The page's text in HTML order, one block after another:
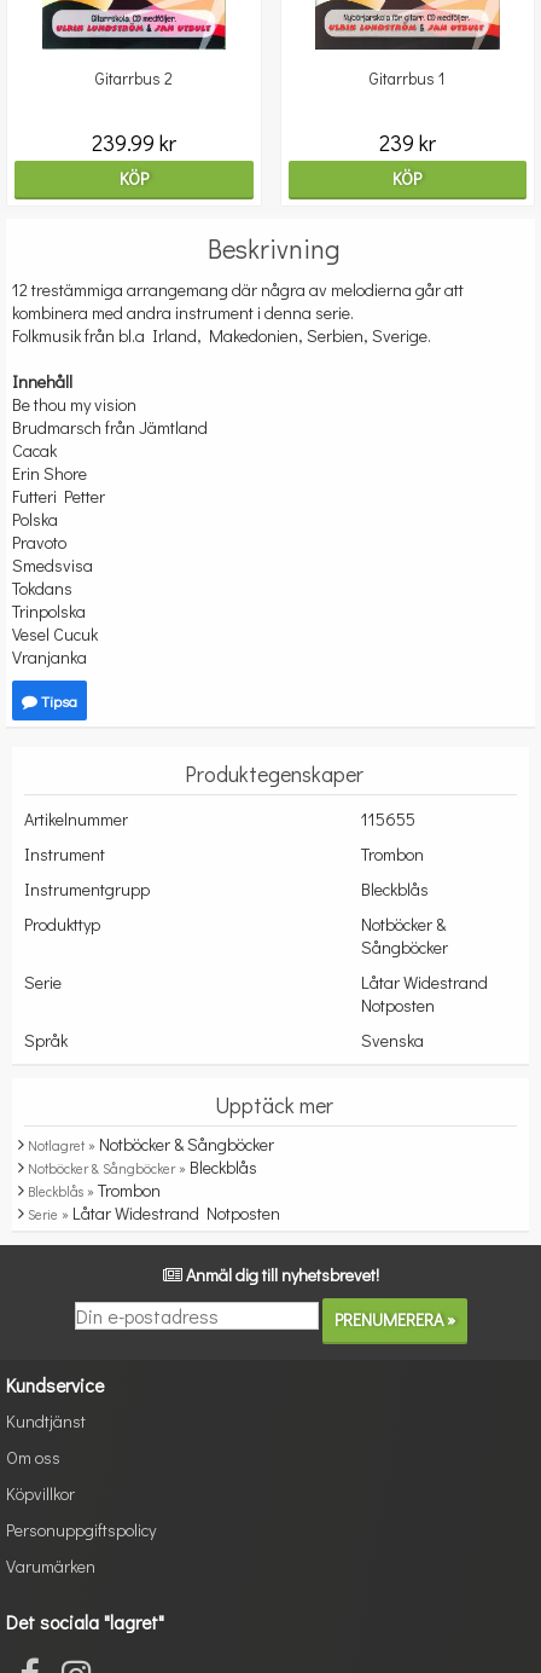
Gitarrbus 2
239.99 kr
KÖP
Gitarrbus 1
239 kr
KÖP
Beskrivning
12 trestämmiga arrangemang där några av melodierna går att
kombinera med andra instrument i denna serie.
Folkmusik från bl.a Irland, Makedonien, Serbien, Sverige.
Innehåll
Be thou my vision
Brudmarsch från Jämtland
Cacak
Erin Shore
Futteri Petter
Polska
Pravoto
Smedsvisa
Tokdans
Trinpolska
Vesel Cucuk
Vranjanka
Tipsa
Produktegenskaper
Artikelnummer
115655
Instrument
Trombon
Instrumentgrupp
Bleckblås
Produkttyp
Notböcker &
Sångböcker
Serie
Låtar Widestrand
Notposten
Språk
Svenska
Upptäck mer
Notlagret » Notböcker & Sångböcker
Notböcker & Sångböcker » Bleckblås
Bleckblås » Trombon
Serie » Låtar Widestrand Notposten
Anmäl dig till nyhetsbrevet!
Kundservice
Kundtjänst
Om oss
Köpvillkor
Personuppgiftspolicy
Varumärken
Det sociala "lagret"